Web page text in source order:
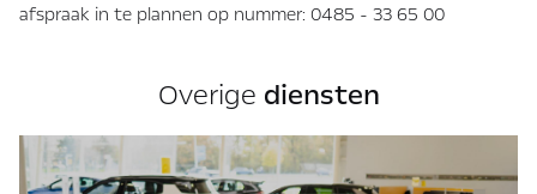
afspraak in te plannen op nummer:0485 - 33 65 00
Overige diensten